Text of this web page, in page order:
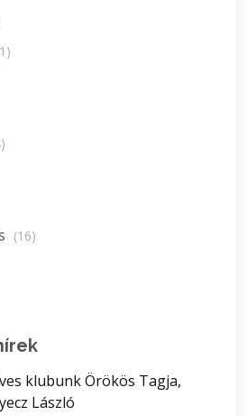
(16)
klubunk Örökös Tagja,
László